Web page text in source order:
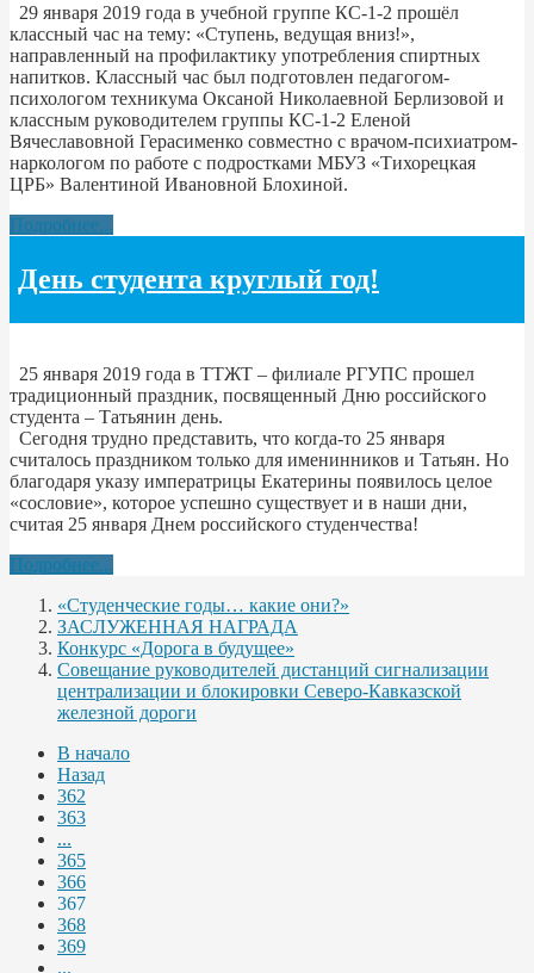
29 января 2019 года в учебной группе КС-1-2 прошёл
классный час на тему: «Ступень, ведущая вниз!»,
направленный на профилактику употребления спиртных
напитков. Классный час был подготовлен педагогом-
психологом техникума Оксаной Николаевной Берлизовой и
классным руководителем группы КС-1-2 Еленой
Вячеславовной Герасименко совместно с врачом-психиатром-
наркологом по работе с подростками МБУЗ «Тихорецкая
ЦРБ» Валентиной Ивановной Блохиной.
Подробнее...
День студента круглый год!
25 января 2019 года в ТТЖТ – филиале РГУПС прошел
традиционный праздник, посвященный Дню российского
студента – Татьянин день.
Сегодня трудно представить, что когда-то 25 января
считалось праздником только для именинников и Татьян. Но
благодаря указу императрицы Екатерины появилось целое
«сословие», которое успешно существует и в наши дни,
считая 25 января Днем российского студенчества!
Подробнее...
«Студенческие годы… какие они?»
ЗАСЛУЖЕННАЯ НАГРАДА
Конкурс «Дорога в будущее»
Совещание руководителей дистанций сигнализации
централизации и блокировки Северо-Кавказской
железной дороги
В начало
Назад
362
363
...
365
366
367
368
369
...